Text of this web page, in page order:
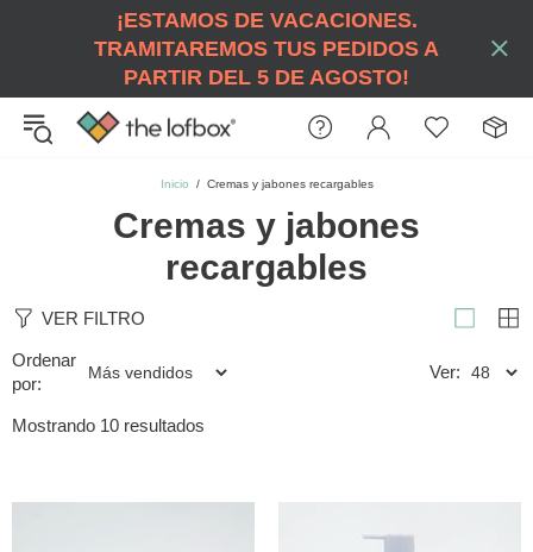
¡ESTAMOS DE VACACIONES.
TRAMITAREMOS TUS PEDIDOS A
PARTIR DEL 5 DE AGOSTO!
Inicio Cremas y jabones recargables
Cremas y jabones
recargables
VER FILTRO
Ordenar
por:
Ver:
Mostrando 10 resultados